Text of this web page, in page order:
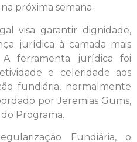
próxima semana.
visa garantir dignidade,
jurídica à camada mais
ferramenta jurídica foi
e celeridade aos
fundiária, normalmente
por Jeremias Gums,
Programa.
Fundiária, o